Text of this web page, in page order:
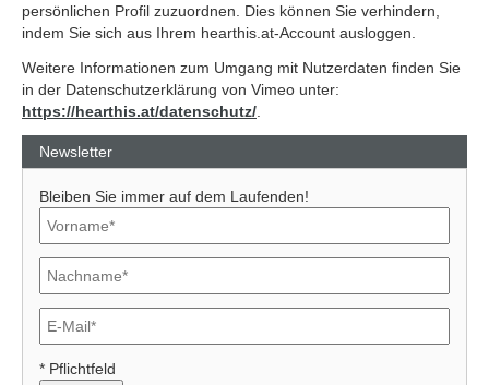
persönlichen Profil zuzuordnen. Dies können Sie verhindern,
indem Sie sich aus Ihrem hearthis.at-Account ausloggen.
Weitere Informationen zum Umgang mit Nutzerdaten finden Sie
in der Datenschutzerklärung von Vimeo unter:
https://hearthis.at/datenschutz/.
Newsletter
Bleiben Sie immer auf dem Laufenden!
* Pflichtfeld